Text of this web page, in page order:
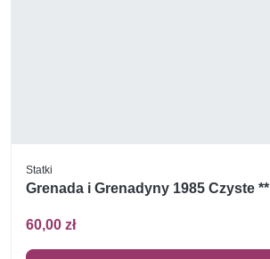
Statki
Grenada i Grenadyny 1985 Czyste **
60,00 zł